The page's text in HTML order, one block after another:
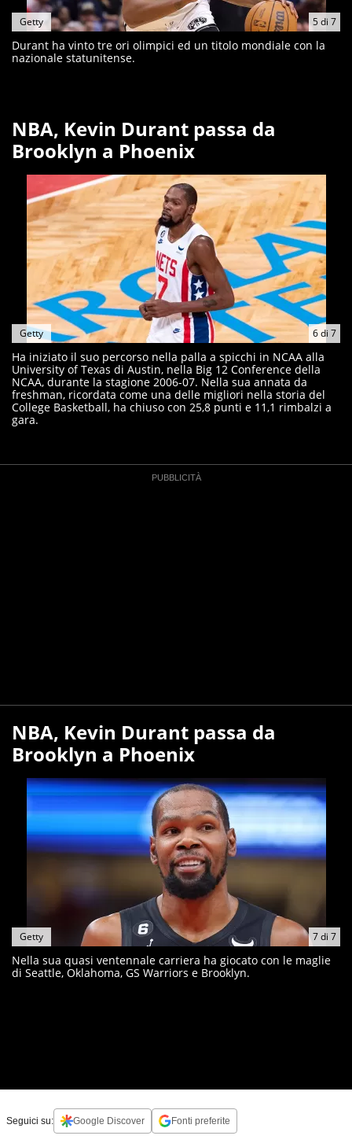
5di 7
Getty
Durant ha vinto tre ori olimpici ed un titolo mondiale con la
nazionale statunitense.
NBA, Kevin Durant passa da
Brooklyn a Phoenix
6di 7
Getty
Ha iniziato il suo percorso nella palla a spicchi in NCAA alla
University of Texas di Austin, nella Big 12 Conference della
NCAA, durante la stagione 2006-07. Nella sua annata da
freshman, ricordata come una delle migliori nella storia del
College Basketball, ha chiuso con 25,8 punti e 11,1 rimbalzi a
gara.
NBA, Kevin Durant passa da
Brooklyn a Phoenix
7di 7
Getty
Nella sua quasi ventennale carriera ha giocato con le maglie
di Seattle, Oklahoma, GS Warriors e Brooklyn.
Seguici su: Google Discover Fonti preferite